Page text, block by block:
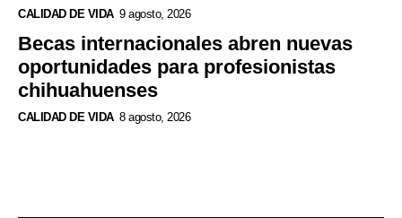
CALIDAD DE VIDA 9 agosto, 2026
Becas internacionales abren nuevas
oportunidades para profesionistas
chihuahuenses
CALIDAD DE VIDA 8 agosto, 2026